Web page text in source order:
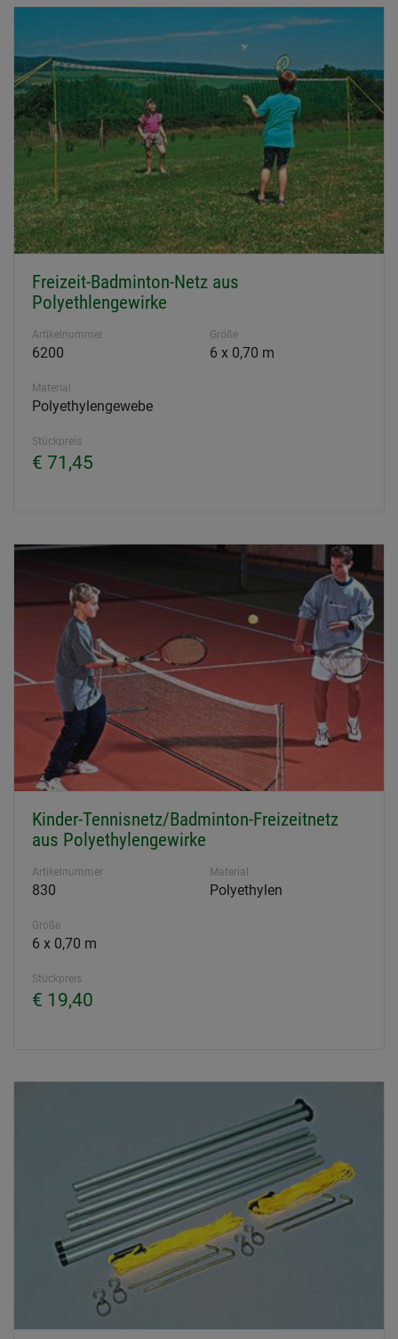
Freizeit-Badminton-Netz aus
Polyethlengewirke
Artikelnummer
6200
Größe
6 x 0,70 m
Material
Polyethylengewebe
Stückpreis
€ 71,45
Kinder-Tennisnetz/Badminton-Freizeitnetz
aus Polyethylengewirke
Artikelnummer
830
Material
Polyethylen
Größe
6 x 0,70 m
Stückpreis
€ 19,40